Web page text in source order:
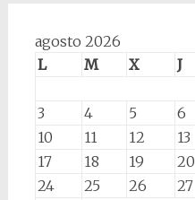
agosto 2026
L
M X J
3
4 5 6
10
11 12 13
17
18 19 20
24
25 26 27